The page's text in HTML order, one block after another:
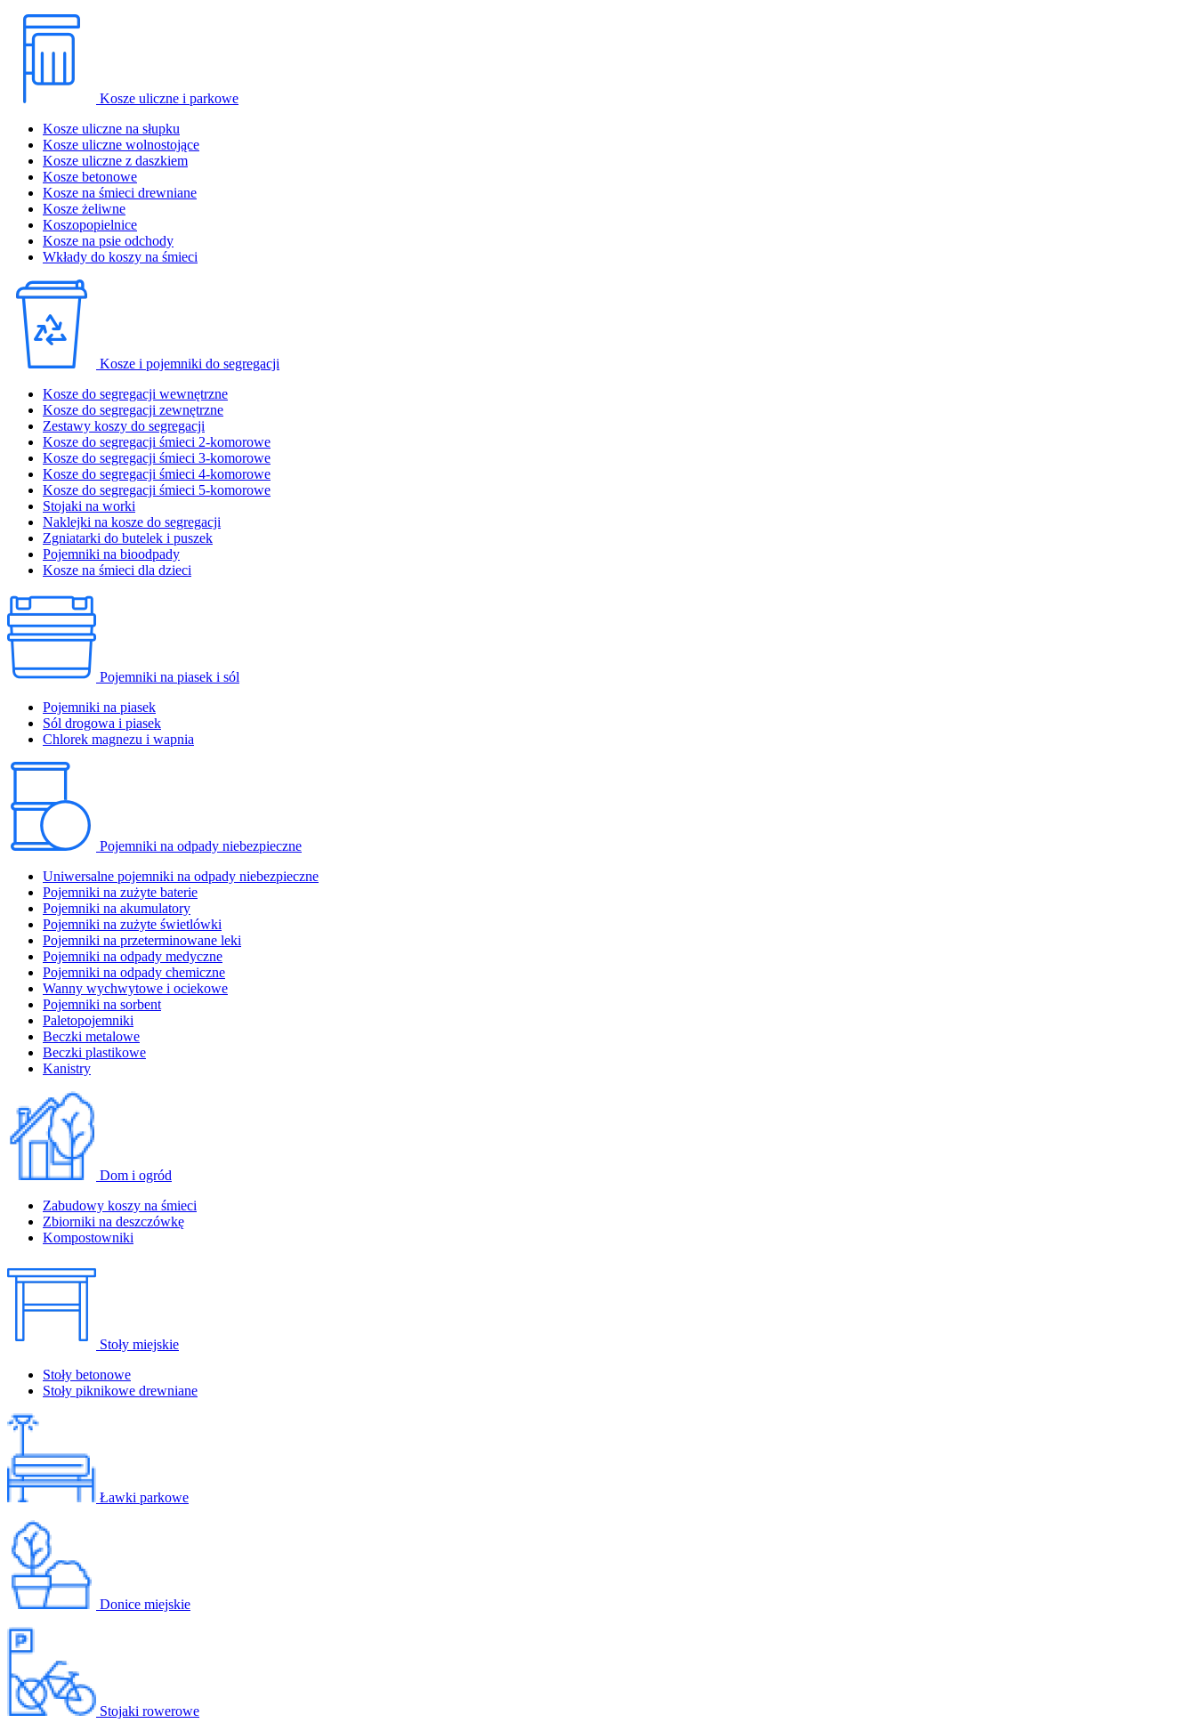
Kosze uliczne i parkowe
Kosze uliczne na słupku
Kosze uliczne wolnostojące
Kosze uliczne z daszkiem
Kosze betonowe
Kosze na śmieci drewniane
Kosze żeliwne
Koszopopielnice
Kosze na psie odchody
Wkłady do koszy na śmieci
Kosze i pojemniki do segregacji
Kosze do segregacji wewnętrzne
Kosze do segregacji zewnętrzne
Zestawy koszy do segregacji
Kosze do segregacji śmieci 2-komorowe
Kosze do segregacji śmieci 3-komorowe
Kosze do segregacji śmieci 4-komorowe
Kosze do segregacji śmieci 5-komorowe
Stojaki na worki
Naklejki na kosze do segregacji
Zgniatarki do butelek i puszek
Pojemniki na bioodpady
Kosze na śmieci dla dzieci
Pojemniki na piasek i sól
Pojemniki na piasek
Sól drogowa i piasek
Chlorek magnezu i wapnia
Pojemniki na odpady niebezpieczne
Uniwersalne pojemniki na odpady niebezpieczne
Pojemniki na zużyte baterie
Pojemniki na akumulatory
Pojemniki na zużyte świetlówki
Pojemniki na przeterminowane leki
Pojemniki na odpady medyczne
Pojemniki na odpady chemiczne
Wanny wychwytowe i ociekowe
Pojemniki na sorbent
Paletopojemniki
Beczki metalowe
Beczki plastikowe
Kanistry
Dom i ogród
Zabudowy koszy na śmieci
Zbiorniki na deszczówkę
Kompostowniki
Stoły miejskie
Stoły betonowe
Stoły piknikowe drewniane
Ławki parkowe
Donice miejskie
Stojaki rowerowe